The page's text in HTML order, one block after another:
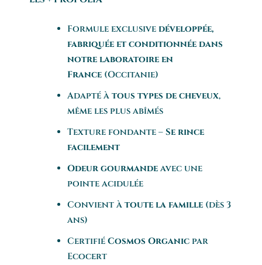
Formule exclusivedéveloppée,
fabriquée et conditionnée dans
notre laboratoire en
France (Occitanie)
Adapté àtous types de cheveux,
même les plus abîmés
Texture fondante –Se rince
facilement
Odeur gourmandeavec une
pointe acidulée
Convient àtoute la famille (dès 3
ans)
CertifiéCosmos Organic par
Ecocert